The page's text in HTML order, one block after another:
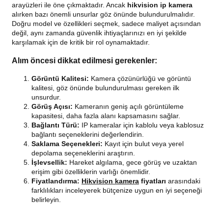
arayüzleri ile öne çıkmaktadır. Ancak hikvision ip kamera
alırken bazı önemli unsurlar göz önünde bulundurulmalıdır.
Doğru model ve özellikleri seçmek, sadece maliyet açısından
değil, aynı zamanda güvenlik ihtiyaçlarınızı en iyi şekilde
karşılamak için de kritik bir rol oynamaktadır.
Alım öncesi dikkat edilmesi gerekenler:
Görüntü Kalitesi: Kamera çözünürlüğü ve görüntü
kalitesi, göz önünde bulundurulması gereken ilk
unsurdur.
Görüş Açısı: Kameranın geniş açılı görüntüleme
kapasitesi, daha fazla alanı kapsamasını sağlar.
Bağlantı Türü: IP kameralar için kablolu veya kablosuz
bağlantı seçeneklerini değerlendirin.
Saklama Seçenekleri: Kayıt için bulut veya yerel
depolama seçeneklerini araştırın.
İşlevsellik: Hareket algılama, gece görüş ve uzaktan
erişim gibi özelliklerin varlığı önemlidir.
Fiyatlandırma: Hikvision kamera fiyatları arasındaki
farklılıkları inceleyerek bütçenize uygun en iyi seçeneği
belirleyin.